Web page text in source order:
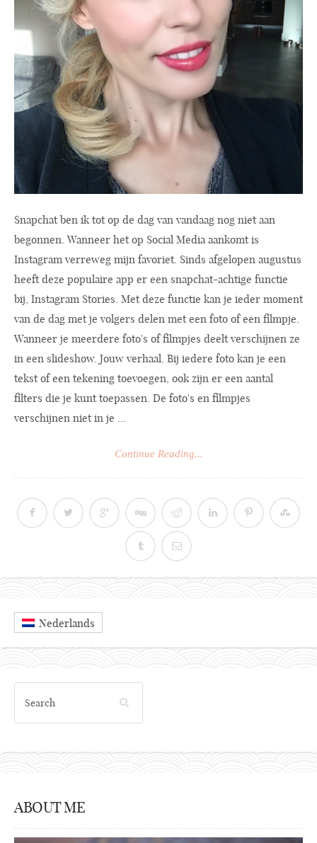
Snapchat ben ik tot op de dag van vandaag nog niet aan
begonnen. Wanneer het op Social Media aankomt is
Instagram verreweg mijn favoriet. Sinds afgelopen augustus
heeft deze populaire app er een snapchat-achtige functie
bij, Instagram Stories. Met deze functie kan je ieder moment
van de dag met je volgers delen met een foto of een filmpje.
Wanneer je meerdere foto's of filmpjes deelt verschijnen ze
in een slideshow. Jouw verhaal. Bij iedere foto kan je een
tekst of een tekening toevoegen, ook zijn er een aantal
filters die je kunt toepassen. De foto's en filmpjes
verschijnen niet in je ...
Continue Reading...
Nederlands
ABOUT ME